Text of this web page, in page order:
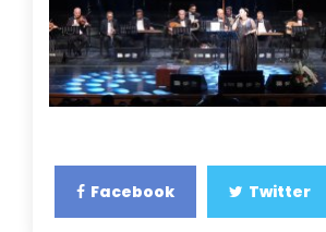
Facebook Twitter